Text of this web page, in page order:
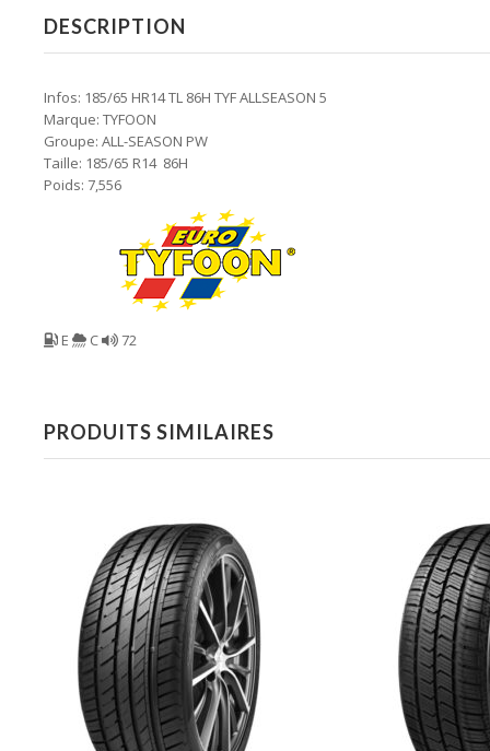
DESCRIPTION
Infos: 185/65 HR14 TL 86H TYF ALLSEASON 5
Marque: TYFOON
Groupe: ALL-SEASON PW
Taille: 185/65 R14 86H
Poids: 7,556
E C 72
PRODUITS SIMILAIRES